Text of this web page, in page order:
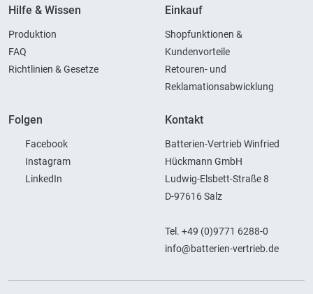
Hilfe & Wissen
Produktion
FAQ
Richtlinien & Gesetze
Einkauf
Shopfunktionen &
Kundenvorteile
Retouren- und
Reklamationsabwicklung
Folgen
Facebook
Instagram
LinkedIn
Kontakt
Batterien-Vertrieb Winfried
Hückmann GmbH
Ludwig-Elsbett-Straße 8
D-97616 Salz
Tel. +49 (0)9771 6288-0
info@batterien-vertrieb.de